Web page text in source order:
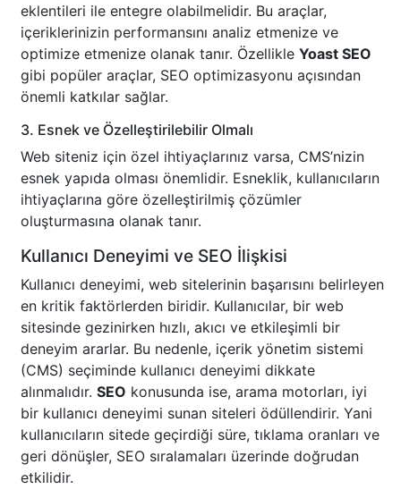
eklentileri ile entegre olabilmelidir. Bu araçlar,
içeriklerinizin performansını analiz etmenize ve
optimize etmenize olanak tanır. Özellikle Yoast SEO
gibi popüler araçlar, SEO optimizasyonu açısından
önemli katkılar sağlar.
3. Esnek ve Özelleştirilebilir Olmalı
Web siteniz için özel ihtiyaçlarınız varsa, CMS’nizin
esnek yapıda olması önemlidir. Esneklik, kullanıcıların
ihtiyaçlarına göre özelleştirilmiş çözümler
oluşturmasına olanak tanır.
Kullanıcı Deneyimi ve SEO İlişkisi
Kullanıcı deneyimi, web sitelerinin başarısını belirleyen
en kritik faktörlerden biridir. Kullanıcılar, bir web
sitesinde gezinirken hızlı, akıcı ve etkileşimli bir
deneyim ararlar. Bu nedenle, içerik yönetim sistemi
(CMS) seçiminde kullanıcı deneyimi dikkate
alınmalıdır. SEO konusunda ise, arama motorları, iyi
bir kullanıcı deneyimi sunan siteleri ödüllendirir. Yani
kullanıcıların sitede geçirdiği süre, tıklama oranları ve
geri dönüşler, SEO sıralamaları üzerinde doğrudan
etkilidir.